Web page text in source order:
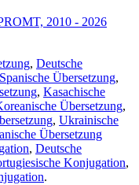
2010 - 2026
, Deutsche
Spanische Übersetzung,
, Kasachische
Übersetzung,
, Ukrainische
Übersetzung
, Deutsche
Konjugation,
.